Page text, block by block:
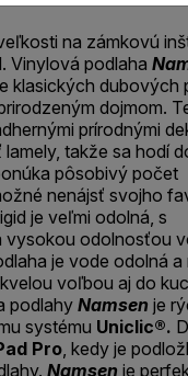
na zámkovú
Vinylová podlaha
klasických dubových
dojmom.
prírodnými
takže sa hodí
pôsobivý počet
nenájsť svojho
je veľmi odolná, s
vysokou odolnosťou
je vode odolná a
voľbou aj do
podlahy Namsen je
systému Uniclic®.
Pro, kedy je
Namsen je